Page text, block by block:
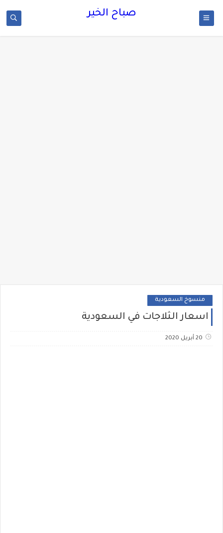
صباح الخير
منسوخ السعودية
اسعار الثلاجات في السعودية
20 أبريل 2020